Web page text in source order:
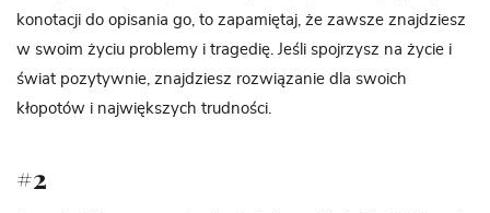
konotacji do opisania go, to zapamiętaj, że zawsze znajdziesz
w swoim życiu problemy i tragedię. Jeśli spojrzysz na życie i
świat pozytywnie, znajdziesz rozwiązanie dla swoich
kłopotów i największych trudności.
#2